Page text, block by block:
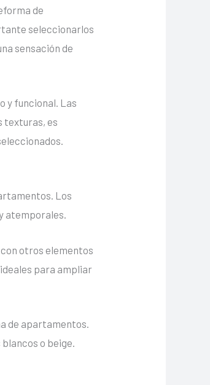
de
seleccionarlos
sensación de
y funcional. Las
texturas, es
Los
atemporales.
otros elementos
para ampliar
de apartamentos.
o beige.